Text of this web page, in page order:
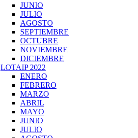
JUNIO
JULIO
AGOSTO
SEPTIEMBRE
OCTUBRE
NOVIEMBRE
DICIEMBRE
LOTAIP 2022
ENERO
FEBRERO
MARZO
ABRIL
MAYO
JUNIO
JULIO